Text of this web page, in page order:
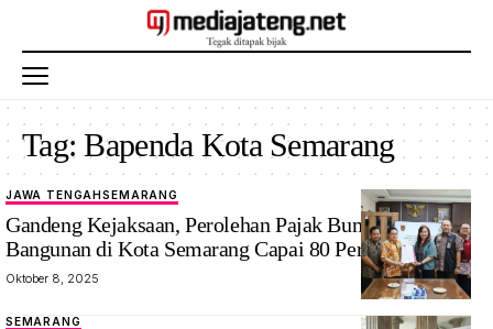
Tag:Bapenda Kota Semarang
JAWA TENGAHSEMARANG
Gandeng Kejaksaan, Perolehan Pajak Bumi dan
Bangunan di Kota Semarang Capai 80 Persen
Oktober 8, 2025
SEMARANG